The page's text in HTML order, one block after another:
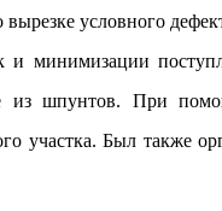
условного
и минимизации по
из шпунтов. При
участка. Был также